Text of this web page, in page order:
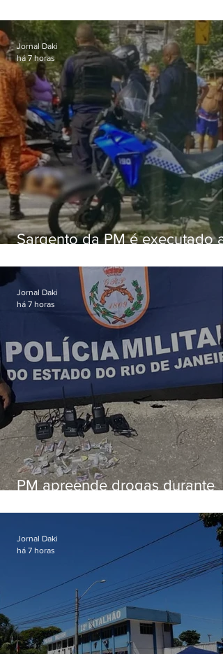
Sargento da PM é executado a
em Vaz Lobo
Jornal Daki
há 7 horas
PM apreende drogas durante
Jornal Daki
há 7 horas
Jornal Daki
há 7 horas